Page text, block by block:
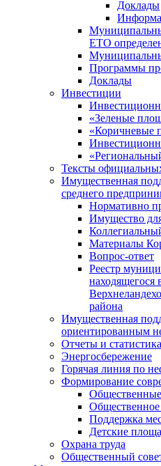
Доклады
ЕТО
Программы
Доклады
Инвестиции
«Зеленые
«Коричневые
Тексты
Имущественная
среднего
Нормативно
Имущество
Материалы
Вопрос-ответ
Реестр
находящегося
района
Имущественная
ориентированным
Отчеты и статистика
Энергосбережение
Горячая линия по
Формирование
Поддержка
Детские
Охрана труда
Общественный